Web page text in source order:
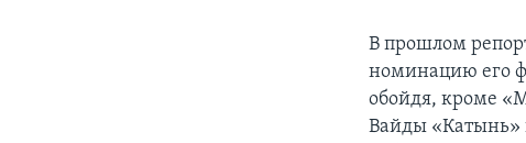
В прошлом
номинацию его
обойдя, кроме
Вайды «Катынь»